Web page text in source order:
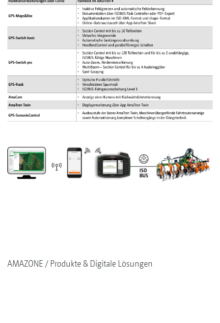
AMAZONE Produkte & Digitale Lösungen